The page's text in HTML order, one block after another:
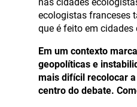
ecologistas franceses
que é feito em cidades
Em um contexto
geopolíticas e
mais difícil recolocar
centro do debate.